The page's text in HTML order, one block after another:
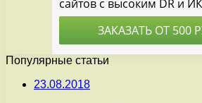
Популярные статьи
23.08.2018